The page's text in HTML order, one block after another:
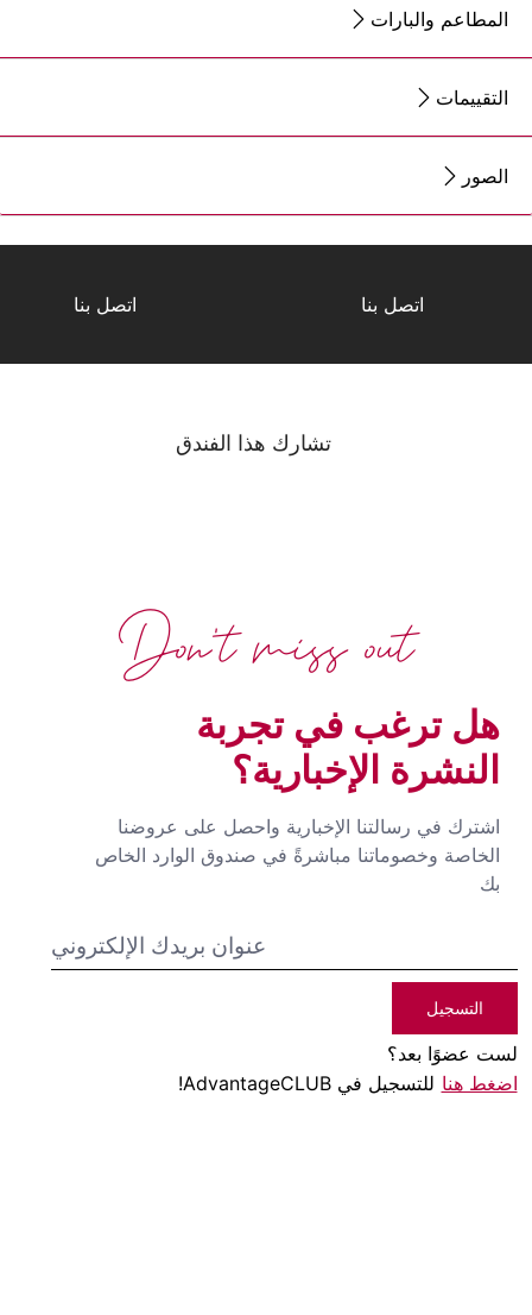
المطاعم والبارات
التقييمات
الصور
اتصل بنا اتصل بنا
تشارك هذا الفندق
هل ترغب في تجربة
النشرة الإخبارية؟
اشترك في رسالتنا الإخبارية واحصل على عروضنا
الخاصة وخصوماتنا مباشرةً في صندوق الوارد الخاص
بك
التسجيل
لست عضوًا بعد؟
اضغط هنا للتسجيل في AdvantageCLUB!
Don't miss out